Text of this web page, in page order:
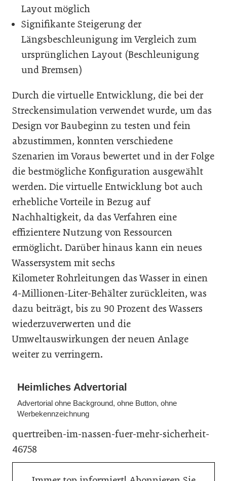
Layout möglich
Signifikante Steigerung der
Längsbeschleunigung im Vergleich zum
ursprünglichen Layout (Beschleunigung
und Bremsen)
Durch die virtuelle Entwicklung, die bei der
Streckensimulation verwendet wurde, um das
Design vor Baubeginn zu testen und fein
abzustimmen, konnten verschiedene
Szenarien im Voraus bewertet und in der Folge
die bestmögliche Konfiguration ausgewählt
werden. Die virtuelle Entwicklung bot auch
erhebliche Vorteile in Bezug auf
Nachhaltigkeit, da das Verfahren eine
effizientere Nutzung von Ressourcen
ermöglicht. Darüber hinaus kann ein neues
Wassersystem mit sechs
Kilometer Rohrleitungen das Wasser in einen
4-Millionen-Liter-Behälter zurückleiten, was
dazu beiträgt, bis zu 90 Prozent des Wassers
wiederzuverwerten und die
Umweltauswirkungen der neuen Anlage
weiter zu verringern.
Heimliches Advertorial
Advertorial ohne Background, ohne Button, ohne
Werbekennzeichnung
quertreiben-im-nassen-fuer-mehr-sicherheit-
46758